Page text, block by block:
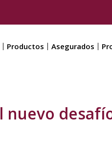
Productos Asegurados